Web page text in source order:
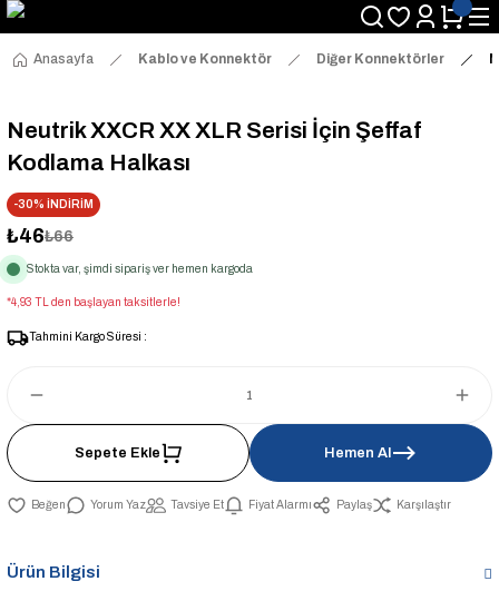
Anasayfa Kablo ve Konnektör Diğer Konnektörler
Neutrik XXCR XX XLR Serisi İçin Şeffaf
Kodlama Halkası
-30% İNDİRİM
₺46₺66
Stokta var, şimdi sipariş ver hemen kargoda
*4,93 TL den başlayan taksitlerle!
Tahmini Kargo Süresi :
Sepete Ekle Hemen Al
Yorum Yaz Tavsiye Et Fiyat Alarmı Paylaş Karşılaştır
Ürün Bilgisi